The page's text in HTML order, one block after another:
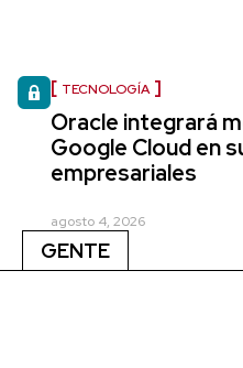
TECNOLOGÍA
Oracle integrará
Google Cloud en
empresariales
agosto 4, 2026
GENTE